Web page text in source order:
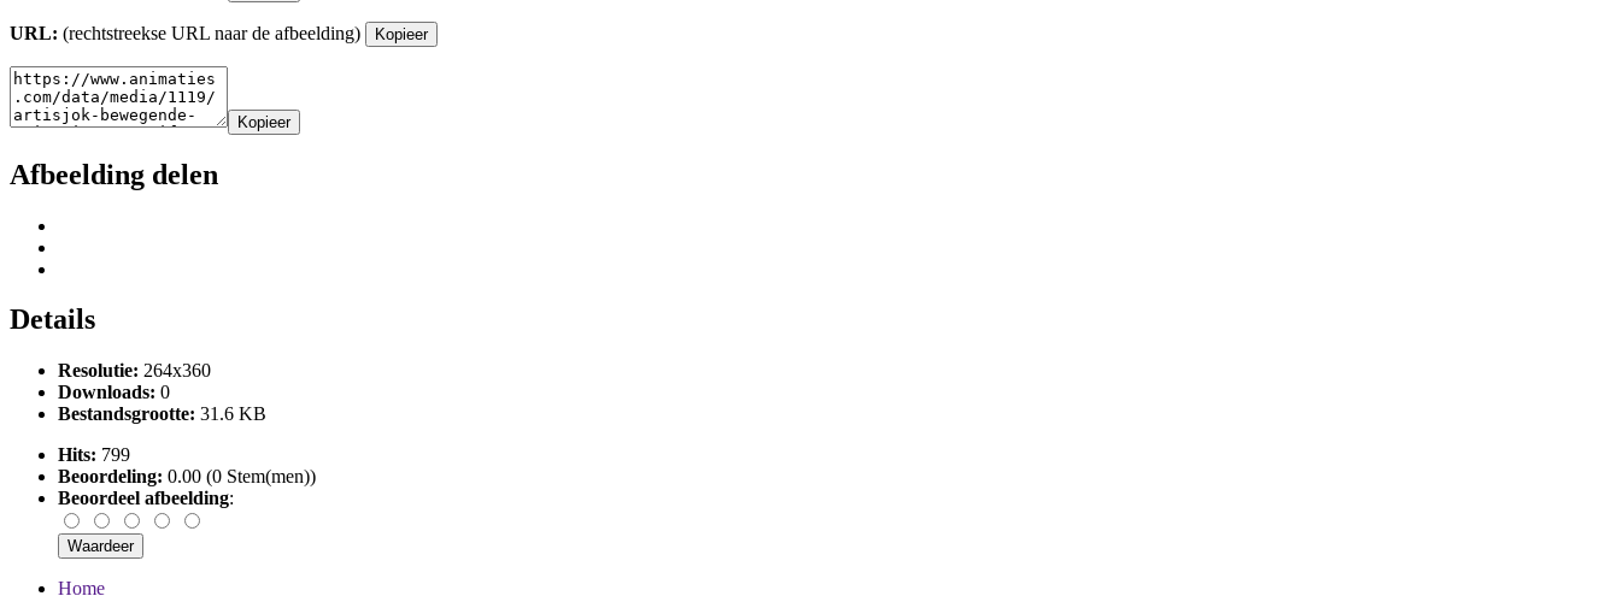
URL: (rechtstreekse URL naar de afbeelding) Kopieer
Kopieer
Afbeelding delen
Details
Resolutie: 264x360
Downloads: 0
Bestandsgrootte: 31.6 KB
Hits: 799
Beoordeling: 0.00 (0 Stem(men))
Beoordeel afbeelding:
Home